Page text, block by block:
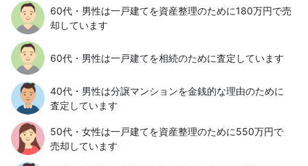
60代・男性は一戸建てを資産整理のために180万円で売
却しています
60代・男性は一戸建てを相続のために査定しています
40代・男性は分譲マンションを金銭的な理由のために
査定しています
50代・女性は一戸建てを資産整理のために550万円で
売却しています